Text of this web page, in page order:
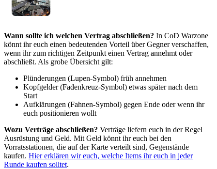
Wann sollte ich welchen Vertrag abschließen? In CoD Warzone
könnt ihr euch einen bedeutenden Vorteil über Gegner verschaffen,
wenn ihr zum richtigen Zeitpunkt einen Vertrag annehmt oder
abschließt. Als grobe Übersicht gilt:
Plünderungen (Lupen-Symbol) früh annehmen
Kopfgelder (Fadenkreuz-Symbol) etwas später nach dem
Start
Aufklärungen (Fahnen-Symbol) gegen Ende oder wenn ihr
euch positionieren wollt
Wozu Verträge abschließen? Verträge liefern euch in der Regel
Ausrüstung und Geld. Mit Geld könnt ihr euch bei den
Vorratsstationen, die auf der Karte verteilt sind, Gegenstände
kaufen. Hier erklären wir euch, welche Items ihr euch in jeder
Runde kaufen solltet.